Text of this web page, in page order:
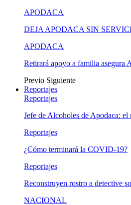
APODACA
DEJA APODACA SIN
APODACA
Retirará apoyo a familia asegura
Previo Siguiente
Reportajes
Reportajes
Jefe de Alcoholes de Apodaca: el
Reportajes
¿Cómo terminará la COVID-19?
Reportajes
Reconstruyen rostro a detective
NACIONAL